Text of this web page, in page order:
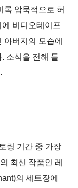
록 암묵적으로 허
비디오테이프
아버지의 모습에
소식을 전해 들
링 기간 중 가장
최신 작품인 레
)의 세트장에